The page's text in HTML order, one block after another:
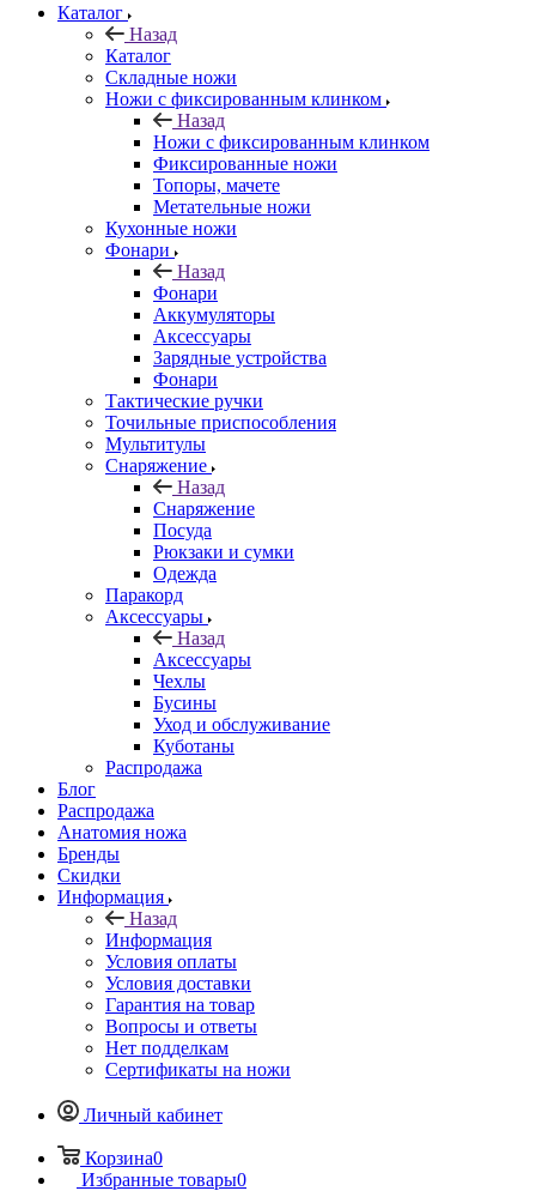
Каталог
Назад
Каталог
Складные ножи
Ножи с фиксированным клинком
Назад
Ножи с фиксированным клинком
Фиксированные ножи
Топоры, мачете
Метательные ножи
Кухонные ножи
Фонари
Назад
Фонари
Аккумуляторы
Аксессуары
Зарядные устройства
Фонари
Тактические ручки
Точильные приспособления
Мультитулы
Снаряжение
Назад
Снаряжение
Посуда
Рюкзаки и сумки
Одежда
Паракорд
Аксессуары
Назад
Аксессуары
Чехлы
Бусины
Уход и обслуживание
Куботаны
Распродажа
Блог
Распродажа
Анатомия ножа
Бренды
Скидки
Информация
Назад
Информация
Условия оплаты
Условия доставки
Гарантия на товар
Вопросы и ответы
Нет подделкам
Сертификаты на ножи
Личный кабинет
Корзина0
Избранные товары0